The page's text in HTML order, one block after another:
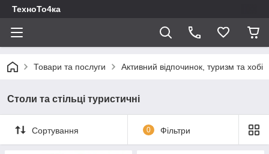
ТехноТо4ка
Товари та послуги Активний відпочинок, туризм та хобі
Столи та стільці туристичні
Сортування 0 Фільтри